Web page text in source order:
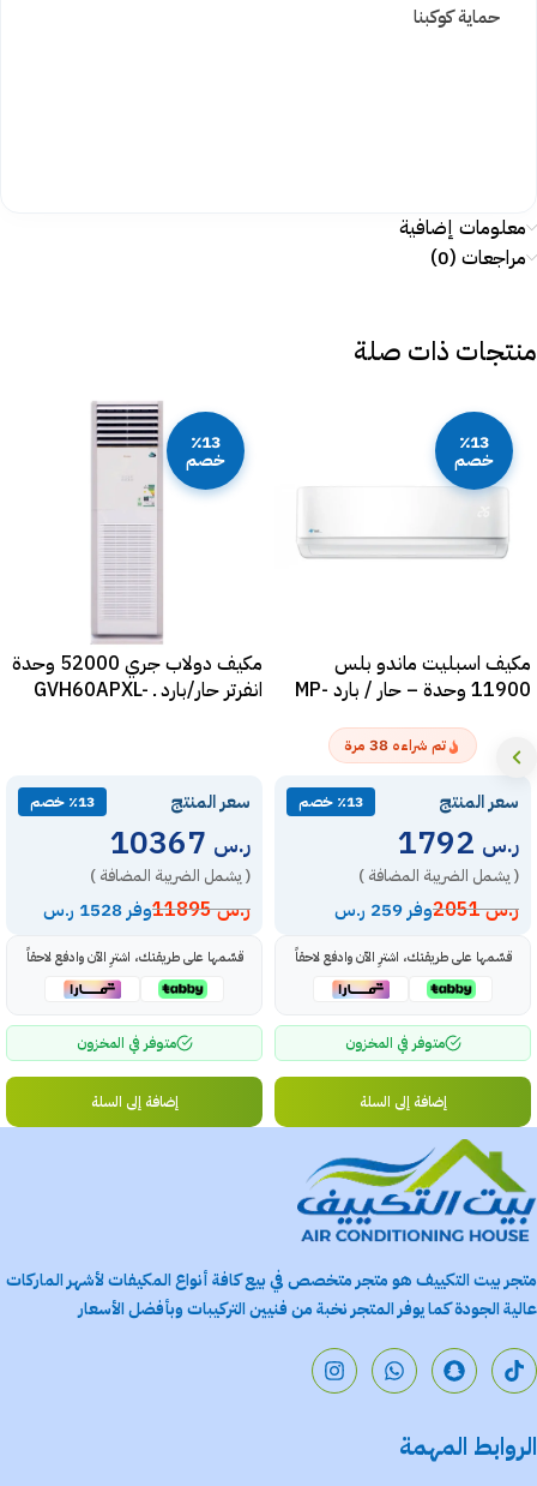
حماية كوكبنا
معلومات إضافية
مراجعات (0)
منتجات ذات صلة
٪13
خصم
مكيف اسبليت ماندو بلس
11900 وحدة – حار / بارد MP-
تم شراءه 38 مرة
سعر المنتج ٪13 خصم
ر.س
( يشمل الضريبة المضافة )
ر.س2051 وفر 259 ر.س
قسّمها على طريقتك، اشترِ الآن وادفع لاحقاً
متوفر في المخزون
إضافة إلى السلة
٪13
خصم
مكيف دولاب جري 52000 وحدة
انفرتر حار/بارد ـ GVH60APXL-
سعر المنتج ٪13 خصم
ر.س
( يشمل الضريبة المضافة )
ر.س11895 وفر 1528 ر.س
قسّمها على طريقتك، اشترِ الآن وادفع لاحقاً
متوفر في المخزون
إضافة إلى السلة
متجر بيت التكييف هو متجر متخصص في بيع كافة أنواع المكيفات لأشهر الماركات
عالية الجودة كما يوفر المتجر نخبة من فنيين التركيبات وبأفضل الأسعار
الروابط المهمة